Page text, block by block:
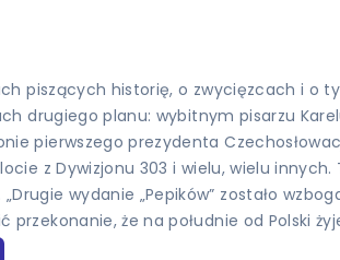
piszących historię, o zwycięzcach i o
drugiego planu: wybitnym pisarzu
pierwszego prezydenta
z Dywizjonu 303 i wielu, wielu
wydanie „Pepików” zostało
przekonanie, że na południe od Polski